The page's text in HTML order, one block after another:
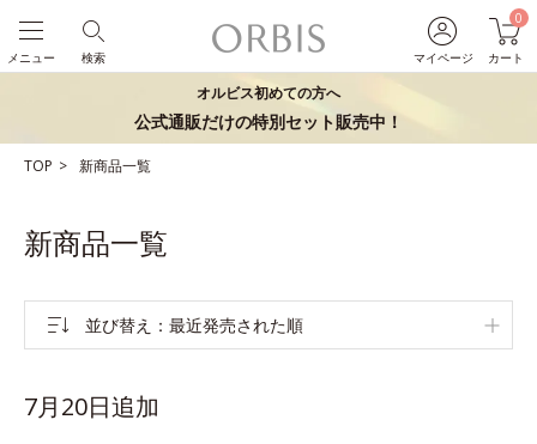
マイページ
0
カート
検索
メニュー
オルビス初めての方へ
公式通販だけの特別セット販売中！
TOP 新商品一覧
新商品一覧
並び替え 最近発売された順
7月20日追加